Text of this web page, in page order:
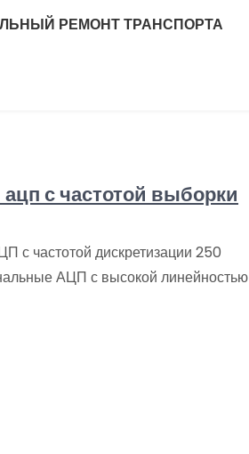
РЕМОНТ ТРАНСПОРТА
с частотой выборки
частотой дискретизации 250
АЦП с высокой линейностью